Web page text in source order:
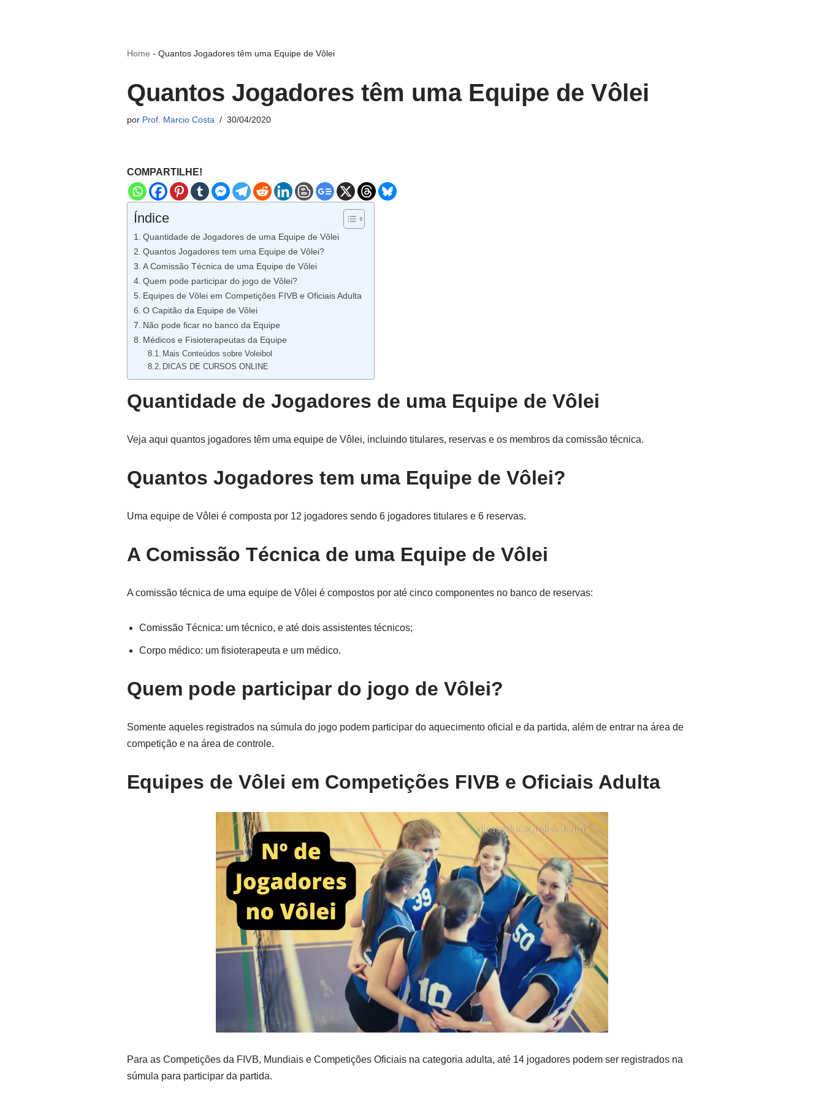
Home - Quantos Jogadores têm uma Equipe de Vôlei
Quantos Jogadores têm uma Equipe de Vôlei
por Prof. Marcio Costa 30/04/2020
COMPARTILHE!
Índice
Quantidade de Jogadores de uma Equipe de Vôlei
Quantos Jogadores tem uma Equipe de Vôlei?
A Comissão Técnica de uma Equipe de Vôlei
Quem pode participar do jogo de Vôlei?
Equipes de Vôlei em Competições FIVB e Oficiais Adulta
O Capitão da Equipe de Vôlei
Não pode ficar no banco da Equipe
Médicos e Fisioterapeutas da Equipe
Mais Conteúdos sobre Voleibol
DICAS DE CURSOS ONLINE
Quantidade de Jogadores de uma Equipe de Vôlei
Veja aqui quantos jogadores têm uma equipe de Vôlei, incluindo titulares, reservas e os membros da comissão técnica.
Quantos Jogadores tem uma Equipe de Vôlei?
Uma equipe de Vôlei é composta por 12 jogadores sendo 6 jogadores titulares e 6 reservas.
A Comissão Técnica de uma Equipe de Vôlei
A comissão técnica de uma equipe de Vôlei é compostos por até cinco componentes no banco de reservas:
Comissão Técnica: um técnico, e até dois assistentes técnicos;
Corpo médico: um fisioterapeuta e um médico.
Quem pode participar do jogo de Vôlei?
Somente aqueles registrados na súmula do jogo podem participar do aquecimento oficial e da partida, além de entrar na área de
competição e na área de controle.
Equipes de Vôlei em Competições FIVB e Oficiais Adulta
Para as Competições da FIVB, Mundiais e Competições Oficiais na categoria adulta, até 14 jogadores podem ser registrados na
súmula para participar da partida.